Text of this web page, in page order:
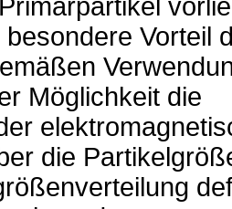
Vorteil
Möglichkeit die
die